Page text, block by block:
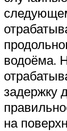
водоёма.
задержку
на